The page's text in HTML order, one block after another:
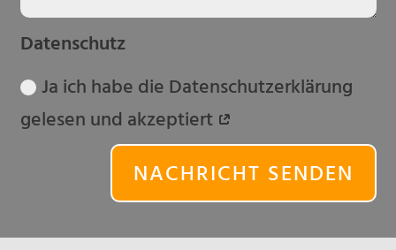
Datenschutz
Ja ich habe die Datenschutzerklärung
gelesen und akzeptiert
NACHRICHT SENDEN